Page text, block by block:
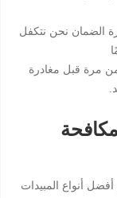
الضمان نحن نتكفل
مرة قبل مغادرة
أفضل أنواع المبيدات